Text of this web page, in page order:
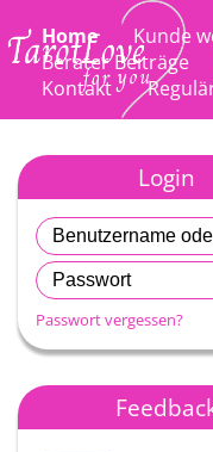
Home Kunde
Berater Beiträge
Kontakt
Login
Passwort vergessen?